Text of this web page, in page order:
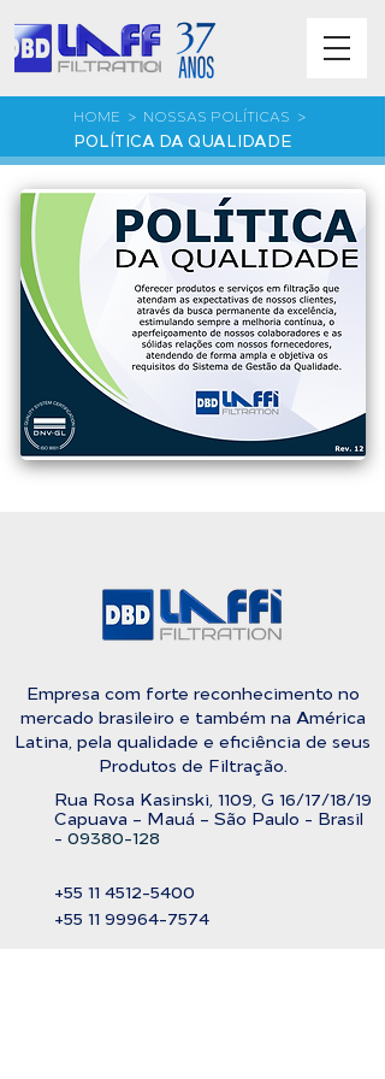
HOME > NOSSAS POLÍTICAS >
POLÍTICA DA QUALIDADE
Empresa com forte reconhecimento no
mercado brasileiro e também na América
Latina, pela qualidade e eficiência de seus
Produtos de Filtração.
Rua Rosa Kasinski, 1109, G 16/17/18/19
Capuava – Mauá – São Paulo - Brasil
- 09380-128
+55 11 4512-5400
+55 11 99964-7574